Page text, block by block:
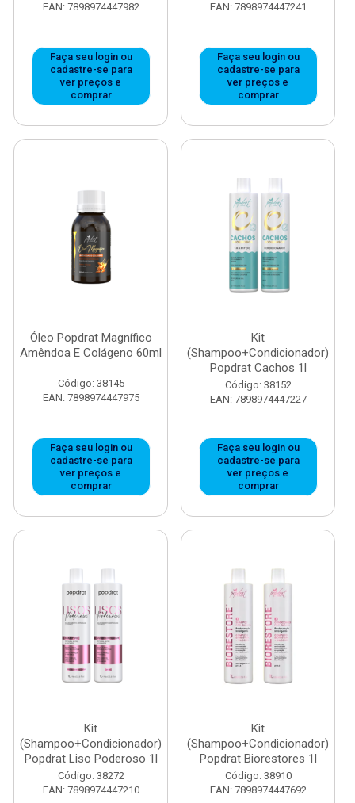
EAN: 7898974447982
Faça seu login ou
cadastre-se para
ver preços e
comprar
EAN: 7898974447241
Faça seu login ou
cadastre-se para
ver preços e
comprar
Óleo Popdrat Magnífico
Amêndoa E Colágeno 60ml
Código: 38145
EAN: 7898974447975
Faça seu login ou
cadastre-se para
ver preços e
comprar
Kit
(Shampoo+Condicionador)
Popdrat Cachos 1l
Código: 38152
EAN: 7898974447227
Faça seu login ou
cadastre-se para
ver preços e
comprar
Kit
(Shampoo+Condicionador)
Popdrat Liso Poderoso 1l
Código: 38272
EAN: 7898974447210
Kit
(Shampoo+Condicionador)
Popdrat Biorestores 1l
Código: 38910
EAN: 7898974447692